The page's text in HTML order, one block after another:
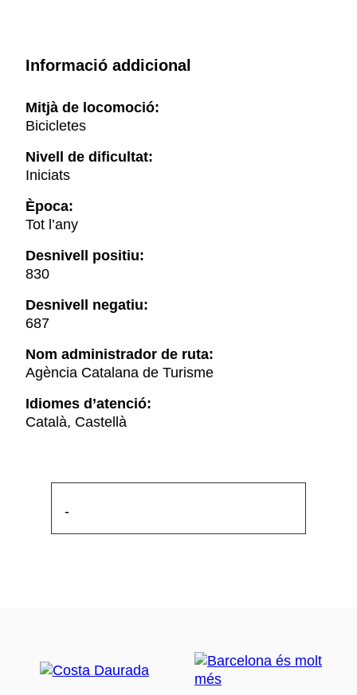
Informació addicional
Mitjà de locomoció:
Bicicletes
Nivell de dificultat:
Iniciats
Època:
Tot l’any
Desnivell positiu:
830
Desnivell negatiu:
687
Nom administrador de ruta:
Agència Catalana de Turisme
Idiomes d’atenció:
Català, Castellà
-